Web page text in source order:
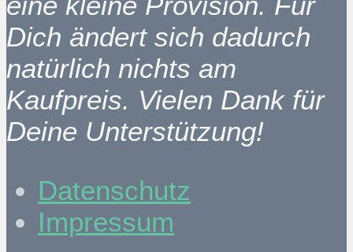
Dich ändert sich dadurch
natürlich nichts am
Kaufpreis. Vielen Dank für
Deine Unterstützung!
Datenschutz
Impressum